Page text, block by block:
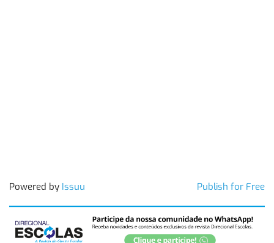
Powered by Issuu Publish for Free